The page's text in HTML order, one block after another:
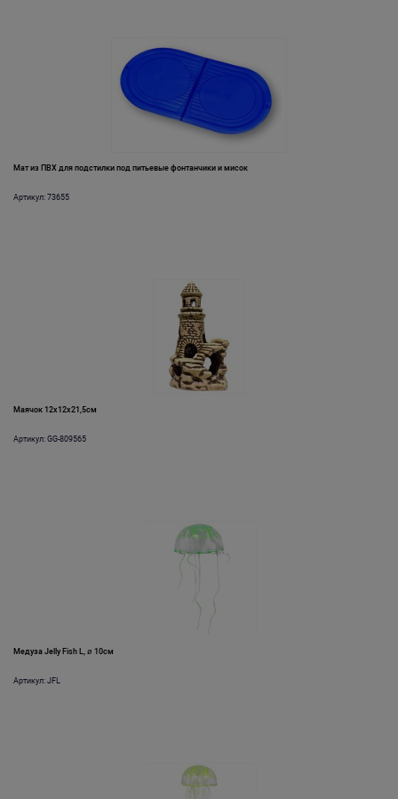
Мат из ПВХ для подстилки под питьевые фонтанчики и мисок
Артикул: 73655
Маячок 12x12x21,5см
Артикул: GG-809565
Медуза Jelly Fish L, ø 10см
Артикул: JFL